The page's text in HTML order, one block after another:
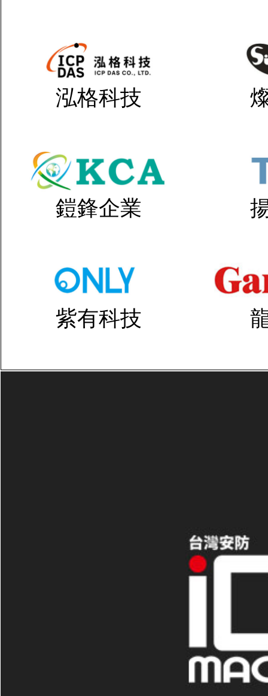
泓格科技
鎧鋒企業
紫有科技